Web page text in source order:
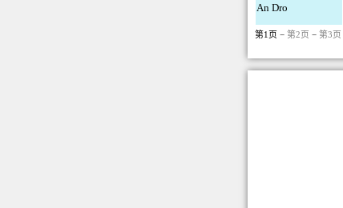
An Dro
第1页 − 第2页 − 第3页